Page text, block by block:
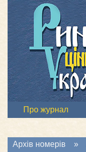
Про журнал
Архів номерів »